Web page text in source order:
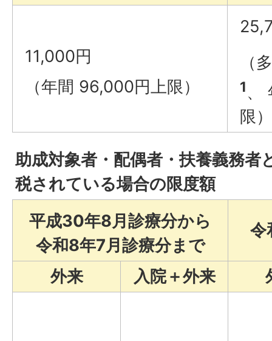
11,000円
（年間 96,000円上限）
（
1、
限）
助成対象者・配偶者・扶養義務者
税されている場合の限度額
平成30年8月診療分から
令和8年7月診療分まで
令
外来 入院＋外来